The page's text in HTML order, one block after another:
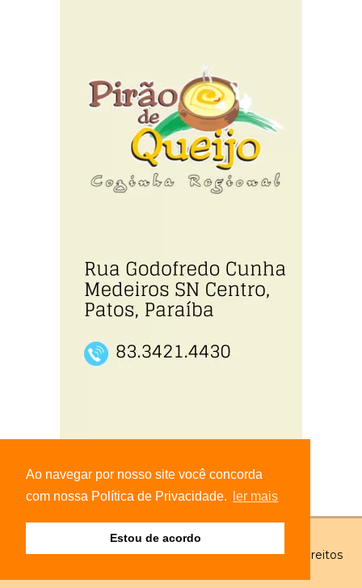
Ao navegar por nosso site você concorda
com nossa Política de Privacidade.
ler mais
Estou de acordo
© Copyright 2026 - vitrinepatos.com.br - Todos os direitos